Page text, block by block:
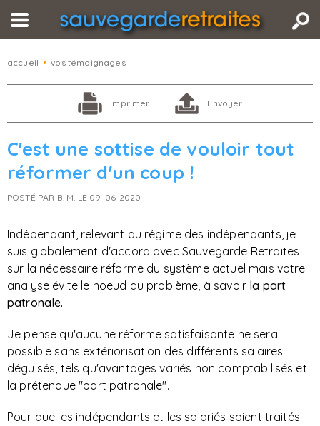
accueil • vos témoignages
imprimer Envoyer
C'est une sottise de vouloir tout
réformer d'un coup !
POSTÉ PAR B. M. LE 09-06-2020
Indépendant, relevant du régime des indépendants, je
suis globalement d'accord avec Sauvegarde Retraites
sur la nécessaire réforme du système actuel mais votre
analyse évite le noeud du problème, à savoir la part
patronale.
Je pense qu'aucune réforme satisfaisante ne sera
possible sans extériorisation des différents salaires
déguisés, tels qu'avantages variés non comptabilisés et
la prétendue "part patronale".
Pour que les indépendants et les salariés soient traités